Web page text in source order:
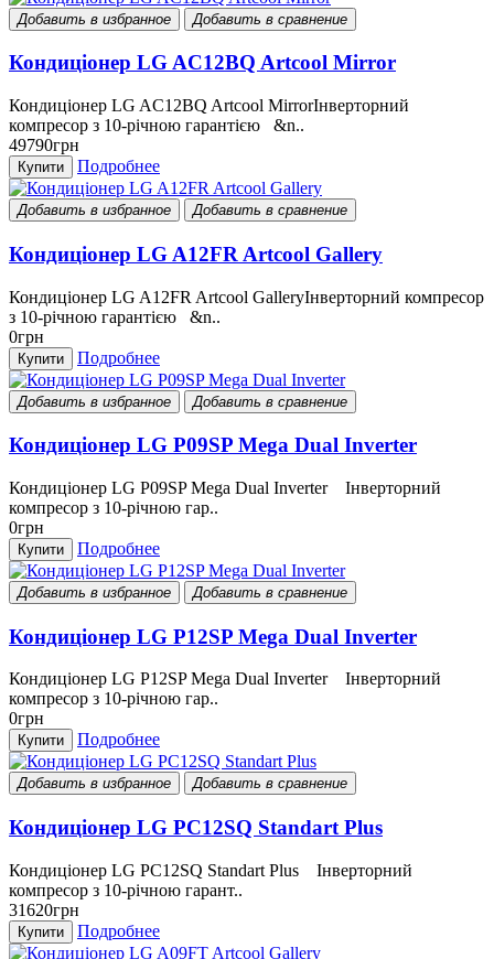
Добавить в избранное Добавить в сравнение
Кондиціонер LG AC12BQ Artcool Mirror
Кондиціонер LG AC12BQ Artcool MirrorІнверторний
компресор з 10-річною гарантією &n..
49790грн
Купити Подробнее
Добавить в избранное Добавить в сравнение
Кондиціонер LG A12FR Artcool Gallery
Кондиціонер LG A12FR Artcool GalleryІнверторний компресор
з 10-річною гарантією &n..
0грн
Купити Подробнее
Добавить в избранное Добавить в сравнение
Кондиціонер LG P09SP Mega Dual Inverter
Кондиціонер LG P09SP Mega Dual Inverter Інверторний
компресор з 10-річною гар..
0грн
Купити Подробнее
Добавить в избранное Добавить в сравнение
Кондиціонер LG P12SP Mega Dual Inverter
Кондиціонер LG P12SP Mega Dual Inverter Інверторний
компресор з 10-річною гар..
0грн
Купити Подробнее
Добавить в избранное Добавить в сравнение
Кондиціонер LG PC12SQ Standart Plus
Кондиціонер LG PC12SQ Standart Plus Інверторний
компресор з 10-річною гарант..
31620грн
Купити Подробнее